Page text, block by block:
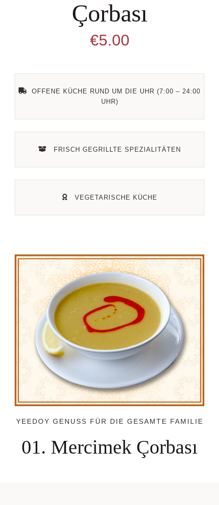
Çorbası
€5.00
OFFENE KÜCHE RUND UM DIE UHR (7:00 – 24:00
UHR)
FRISCH GEGRILLTE SPEZIALITÄTEN
VEGETARISCHE KÜCHE
YEEDOY GENUSS FÜR DIE GESAMTE FAMILIE
01. Mercimek Çorbası